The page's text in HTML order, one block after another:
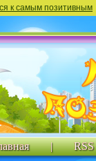
к самым позитивным
| RSS